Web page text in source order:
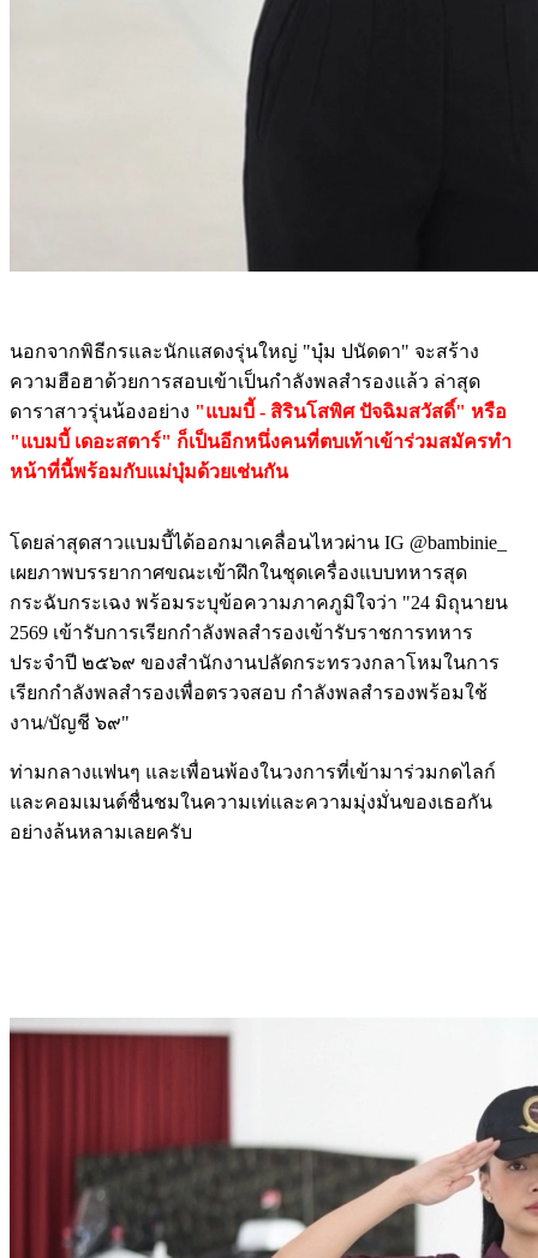
นอกจากพิธีกรและนักแสดงรุ่นใหญ่ "บุ๋ม ปนัดดา" จะสร้าง
ความฮือฮาด้วยการสอบเข้าเป็นกำลังพลสำรองแล้ว ล่าสุด
ดาราสาวรุ่นน้องอย่าง "แบมบี้ - สิรินโสพิศ ปัจฉิมสวัสดิ์" หรือ
"แบมบี้ เดอะสตาร์" ก็เป็นอีกหนึ่งคนที่ตบเท้าเข้าร่วมสมัครทำ
หน้าที่นี้พร้อมกับแม่บุ๋มด้วยเช่นกัน
โดยล่าสุดสาวแบมบี้ได้ออกมาเคลื่อนไหวผ่าน IG @bambinie_
เผยภาพบรรยากาศขณะเข้าฝึกในชุดเครื่องแบบทหารสุด
กระฉับกระเฉง พร้อมระบุข้อความภาคภูมิใจว่า "24 มิถุนายน
2569 เข้ารับการเรียกกำลังพลสำรองเข้ารับราชการทหาร
ประจำปี ๒๕๖๙ ของสำนักงานปลัดกระทรวงกลาโหมในการ
เรียกกำลังพลสำรองเพื่อตรวจสอบ กำลังพลสำรองพร้อมใช้
งาน/บัญชี ๖๙"
ท่ามกลางแฟนๆ และเพื่อนพ้องในวงการที่เข้ามาร่วมกดไลก์
และคอมเมนต์ชื่นชมในความเท่และความมุ่งมั่นของเธอกัน
อย่างล้นหลามเลยครับ